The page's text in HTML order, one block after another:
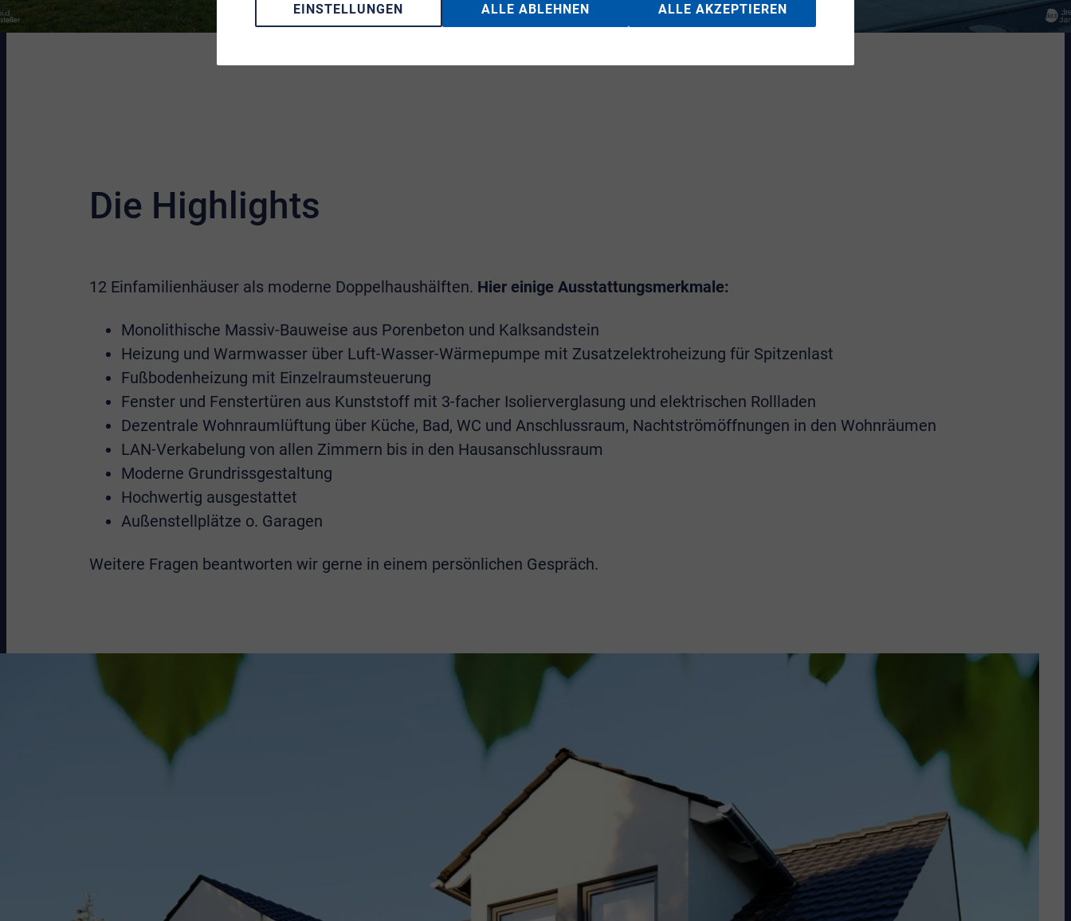
Die Highlights
12 Einfamilienhäuser als moderne Doppelhaushälften. Hier einige Ausstattungsmerkmale:
Monolithische Massiv-Bauweise aus Porenbeton und Kalksandstein
Heizung und Warmwasser über Luft-Wasser-Wärmepumpe mit Zusatzelektroheizung für Spitzenlast
Fußbodenheizung mit Einzelraumsteuerung
Fenster und Fenstertüren aus Kunststoff mit 3-facher Isolierverglasung und elektrischen Rollladen
Dezentrale Wohnraumlüftung über Küche, Bad, WC und Anschlussraum, Nachtströmöffnungen in den Wohnräumen
LAN-Verkabelung von allen Zimmern bis in den Hausanschlussraum
Moderne Grundrissgestaltung
Hochwertig ausgestattet
Außenstellplätze o. Garagen
Weitere Fragen beantworten wir gerne in einem persönlichen Gespräch.
EINSTELLUNGEN ALLE ABLEHNEN ALLE AKZEPTIEREN